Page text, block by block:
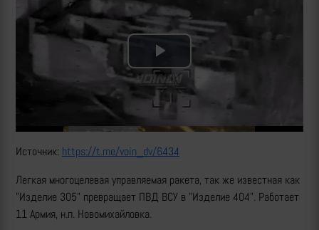
Play
Video
Источник: https://t.me/voin_dv/6434
Легкая многоцелевая управляемая ракета, так же известная как
"Изделие 305" превращает ПВД ВСУ в "Изделие 404". Работает
11 Армия, н.п. Новомихайловка.